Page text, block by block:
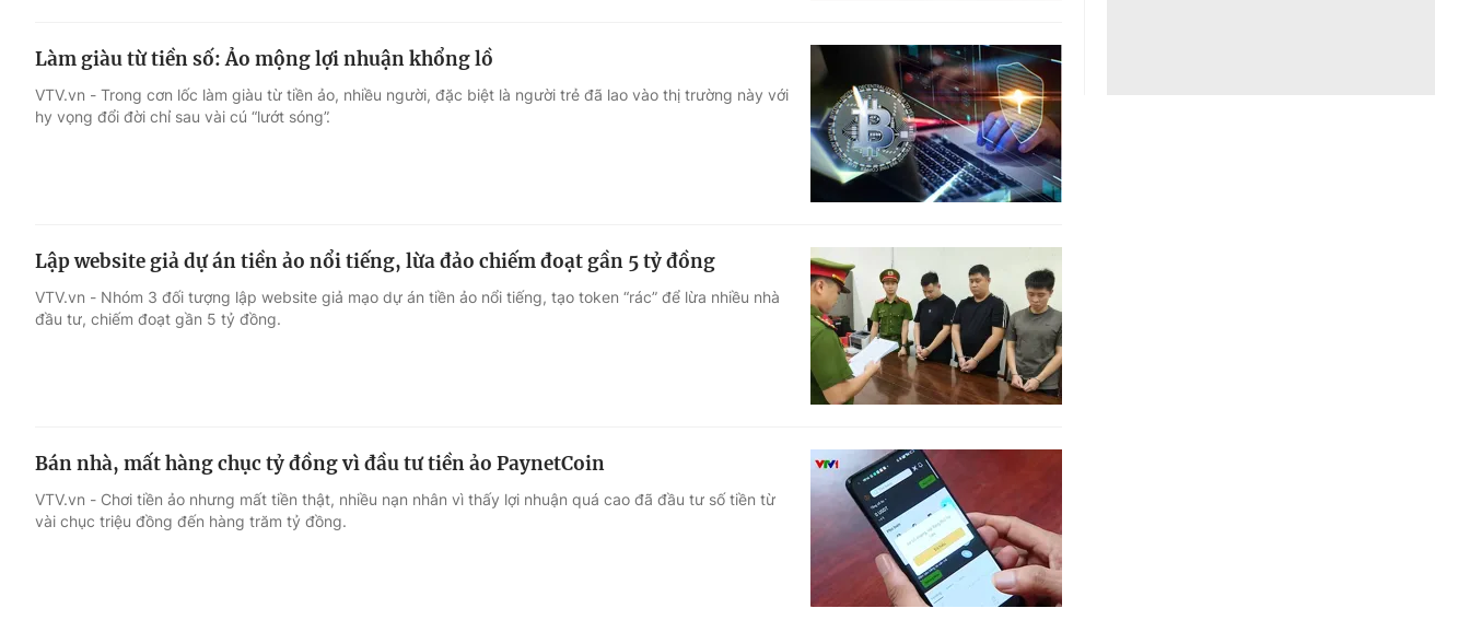
Làm giàu từ tiền số: Ảo mộng lợi nhuận khổng lồ
VTV.vn - Trong cơn lốc làm giàu từ tiền ảo, nhiều người, đặc biệt là người trẻ đã lao vào thị trường này với
hy vọng đổi đời chỉ sau vài cú “lướt sóng”.
Lập website giả dự án tiền ảo nổi tiếng, lừa đảo chiếm đoạt gần 5 tỷ đồng
VTV.vn - Nhóm 3 đối tượng lập website giả mạo dự án tiền ảo nổi tiếng, tạo token “rác” để lừa nhiều nhà
đầu tư, chiếm đoạt gần 5 tỷ đồng.
Bán nhà, mất hàng chục tỷ đồng vì đầu tư tiền ảo PaynetCoin
VTV.vn - Chơi tiền ảo nhưng mất tiền thật, nhiều nạn nhân vì thấy lợi nhuận quá cao đã đầu tư số tiền từ
vài chục triệu đồng đến hàng trăm tỷ đồng.